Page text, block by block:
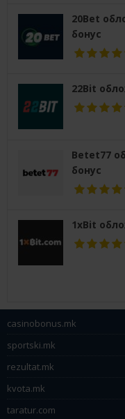
20Bet
бонус
22Bit
Betet77
бонус
1xBit
casinobonus.mk
sportski.mk
rezultat.mk
kvota.mk
taratur.com